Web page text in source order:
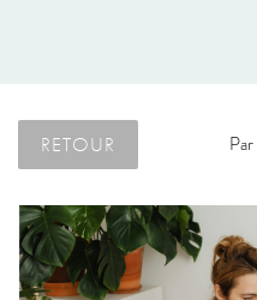
RETOUR Par